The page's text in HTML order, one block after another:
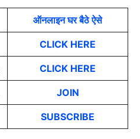
ऑनलाइन घर बैठे ऐसे
CLICK HERE
CLICK HERE
JOIN
SUBSCRIBE